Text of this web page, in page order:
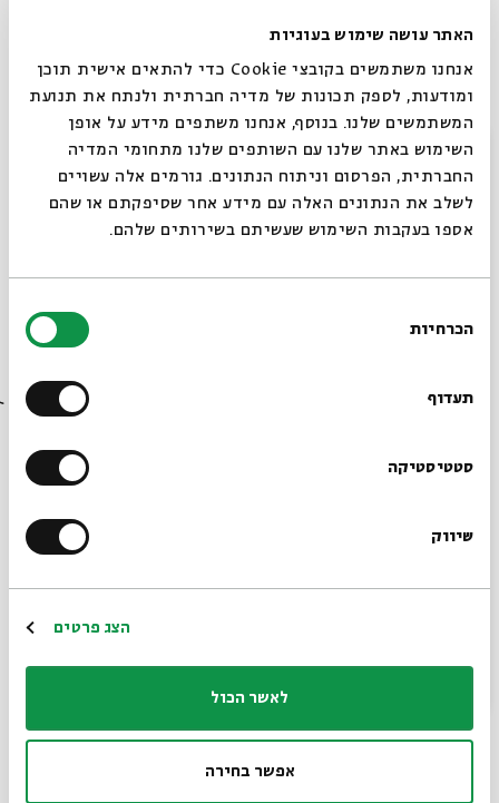
האתר עושה שימוש בעוגיות
אנחנו משתמשים בקובצי Cookie כדי להתאים אישית תוכן
ומודעות, לספק תכונות של מדיה חברתית ולנתח את תנועת
המשתמשים שלנו. בנוסף, אנחנו משתפים מידע על אופן
השימוש באתר שלנו עם השותפים שלנו מתחומי המדיה
החברתית, הפרסום וניתוח הנתונים. גורמים אלה עשויים
לשלב את הנתונים האלה עם מידע אחר שסיפקתם או שהם
אספו בעקבות השימוש שעשיתם בשירותים שלהם.
הסכמה
הכרחיות
תעדוף
סטטיסטיקה
שיווק
הצג פרטים
לאשר הכול
אפשר בחירה
שברים ושבר בחברה הישראלית
מתוך:מדברים עם הבית
11.08
כרטיסים אחרונים
סגור